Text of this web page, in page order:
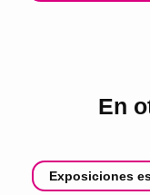
En
Exposiciones